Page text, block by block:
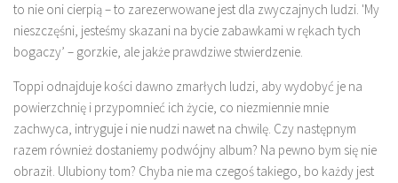
to nie oni cierpią – to zarezerwowane jest dla zwyczajnych ludzi. 'My
nieszczęśni, jesteśmy skazani na bycie zabawkami w rękach tych
bogaczy’ – gorzkie, ale jakże prawdziwe stwierdzenie.
Toppi odnajduje kości dawno zmarłych ludzi, aby wydobyć je na
powierzchnię i przypomnieć ich życie, co niezmiennie mnie
zachwyca, intryguje i nie nudzi nawet na chwilę. Czy następnym
razem również dostaniemy podwójny album? Na pewno bym się nie
obraził. Ulubiony tom? Chyba nie ma czegoś takiego, bo każdy jest